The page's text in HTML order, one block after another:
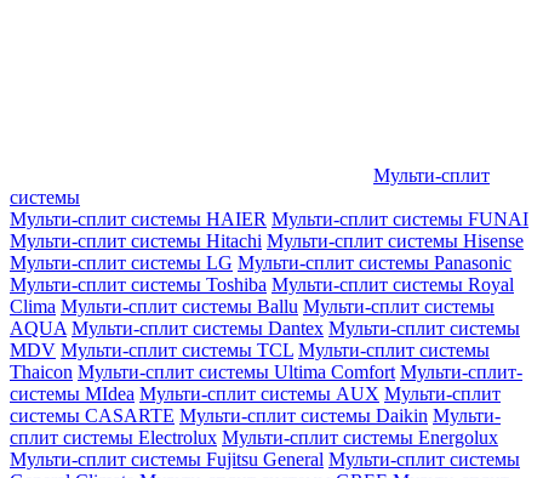
Мульти-сплит
системы
Мульти-сплит системы HAIER Мульти-сплит системы FUNAI
Мульти-сплит системы Hitachi Мульти-сплит системы Hisense
Мульти-сплит системы LG Мульти-сплит системы Panasonic
Мульти-сплит системы Toshiba Мульти-сплит системы Royal
Clima Мульти-сплит системы Ballu Мульти-сплит системы
AQUA Мульти-сплит системы Dantex Мульти-сплит системы
MDV Мульти-сплит системы TCL Мульти-сплит системы
Thaicon Мульти-сплит системы Ultima Comfort Мульти-сплит-
системы MIdea Мульти-сплит системы AUX Мульти-сплит
системы CASARTE Мульти-сплит системы Daikin Мульти-
сплит системы Electrolux Мульти-сплит системы Energolux
Мульти-сплит системы Fujitsu General Мульти-сплит системы